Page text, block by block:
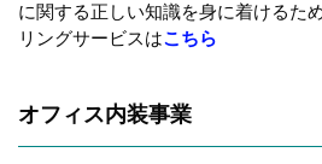
に関する正しい知識を身に着けるた
リングサービスはこちら
オフィス内装事業